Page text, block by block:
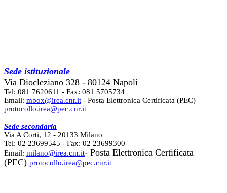
Sede istituzionale
Via Diocleziano 328 - 80124 Napoli
Tel: 081 7620611 - Fax: 081 5705734
Email: mbox@irea.cnr.it - Posta Elettronica Certificata (PEC)
protocollo.irea@pec.cnr.it
Sede secondaria
Via A Corti, 12 - 20133 Milano
Tel: 02 23699545 - Fax: 02 23699300
Email: milano@irea.cnr.it- Posta Elettronica Certificata
(PEC) protocollo.irea@pec.cnr.it